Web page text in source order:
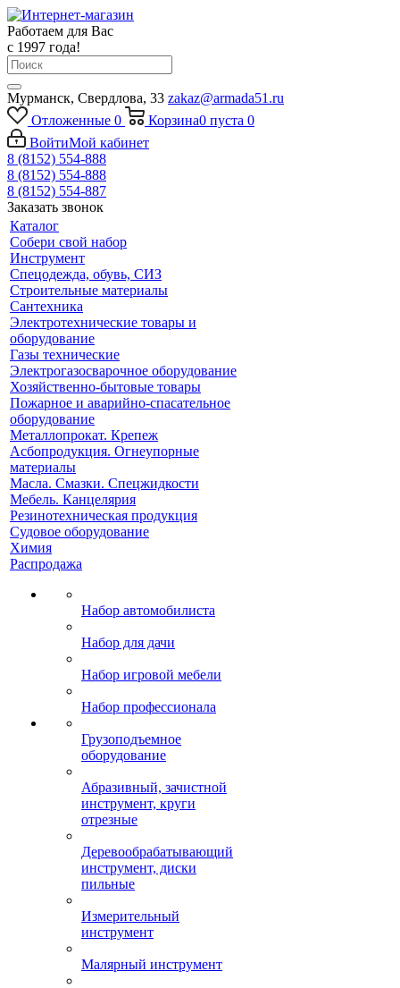
Работаем для Вас
с 1997 года!
Мурманск, Свердлова, 33 zakaz@armada51.ru
Отложенные 0 Корзина0 пуста 0
ВойтиМой кабинет
8 (8152) 554-888
8 (8152) 554-888
8 (8152) 554-887
Заказать звонок
Каталог
Собери свой набор
Инструмент
Спецодежда, обувь, СИЗ
Строительные материалы
Сантехника
Электротехнические товары и
оборудование
Газы технические
Электрогазосварочное оборудование
Хозяйственно-бытовые товары
Пожарное и аварийно-спасательное
оборудование
Металлопрокат. Крепеж
Асбопродукция. Огнеупорные
материалы
Масла. Смазки. Спецжидкости
Мебель. Канцелярия
Резинотехническая продукция
Судовое оборудование
Химия
Распродажа
Набор автомобилиста
Набор для дачи
Набор игровой мебели
Набор профессионала
Грузоподъемное
оборудование
Абразивный, зачистной
инструмент, круги
отрезные
Деревообрабатывающий
инструмент, диски
пильные
Измерительный
инструмент
Малярный инструмент